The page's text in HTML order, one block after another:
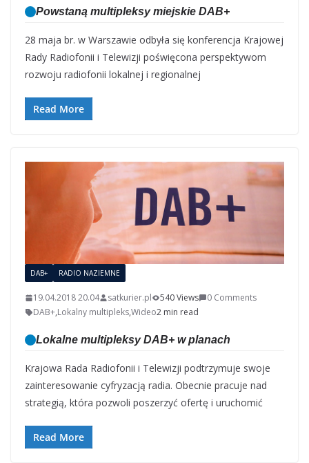
Powstaną multipleksy miejskie DAB+
28 maja br. w Warszawie odbyła się konferencja Krajowej
Rady Radiofonii i Telewizji poświęcona perspektywom
rozwoju radiofonii lokalnej i regionalnej
Read More
DAB+ RADIO NAZIEMNE
19.04.2018 20.04 satkurier.pl 540 Views
0 Comments
DAB+,Lokalny multipleks,Wideo2 min read
Lokalne multipleksy DAB+ w planach
Krajowa Rada Radiofonii i Telewizji podtrzymuje swoje
zainteresowanie cyfryzacją radia. Obecnie pracuje nad
strategią, która pozwoli poszerzyć ofertę i uruchomić
Read More